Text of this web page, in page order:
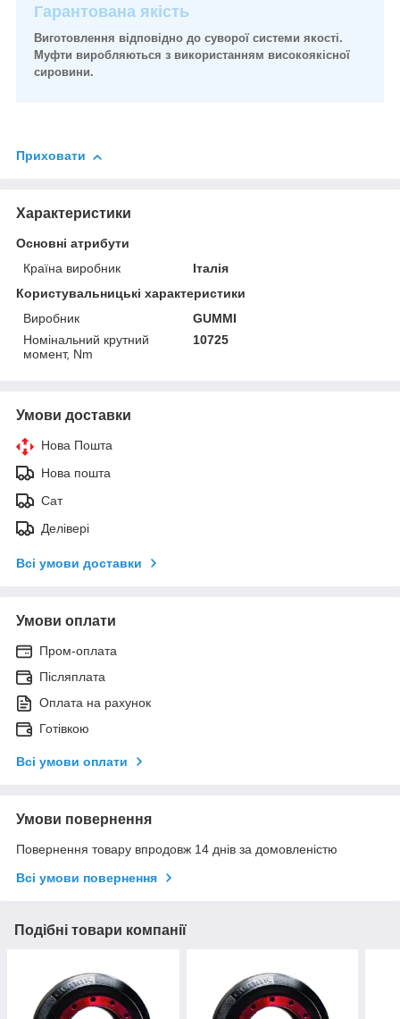
Гарантована якість
Виготовлення відповідно до суворої системи якості.
Муфти виробляються з використанням високоякісної
сировини.
Приховати
Характеристики
Основні атрибути
Країна виробник
Італія
Користувальницькі характеристики
Виробник
GUMMI
Номінальний крутний
момент, Nm
10725
Умови доставки
Нова Пошта
Нова пошта
Сат
Делівері
Всі умови доставки
Умови оплати
Пром-оплата
Післяплата
Оплата на рахунок
Готівкою
Всі умови оплати
Умови повернення
Повернення товару впродовж 14 днів за домовленістю
Всі умови повернення
Подібні товари компанії